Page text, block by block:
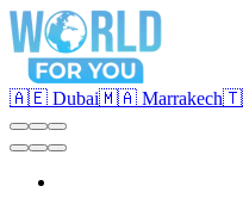
🇦🇪 Dubai🇲🇦 Marrakech